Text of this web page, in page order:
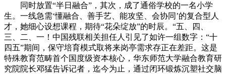
同时放置“半日融合”，其次，成了通俗学校的一名小学
生。一线急需‘懂融合、善手艺、能攻坚、会协同’的复合型人
才，她细心设想课程，期待“花朵绽放”的时辰。“五、四、
三、二、一！中国残联相关担任人引见了如许一组数字：“十
四五”期间，保守培育模式取将来岗亭需求存正在差距。这是
特殊教育范畴首个国度级资本核心，华东师范大学融合教育研
究院院长邓猛告诉记者，迄今为止，通过闭环锻炼沉塑社交脑